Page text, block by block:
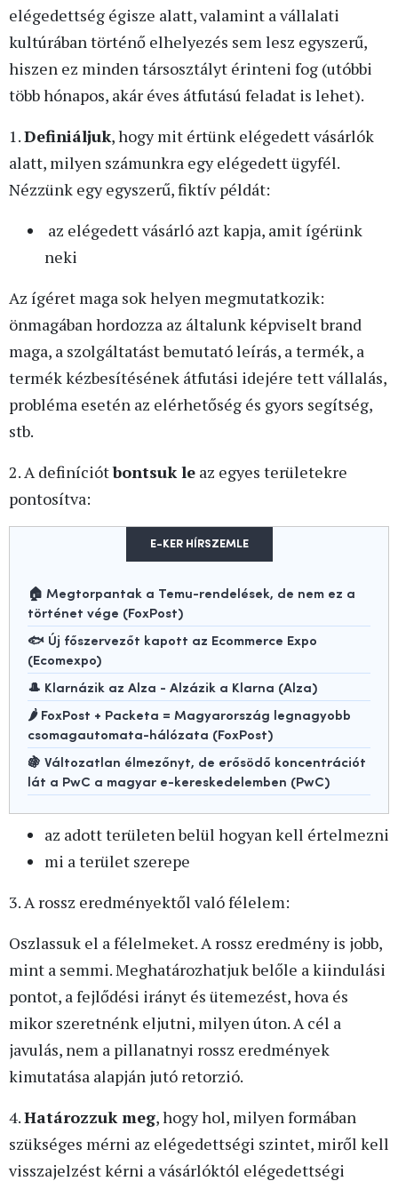
elégedettség égisze alatt, valamint a vállalati
kultúrában történő elhelyezés sem lesz egyszerű,
hiszen ez minden társosztályt érinteni fog (utóbbi
több hónapos, akár éves átfutású feladat is lehet).
1.Definiáljuk, hogy mit értünk elégedett vásárlók
alatt, milyen számunkra egy elégedett ügyfél.
Nézzünk egy egyszerű, fiktív példát:
az elégedett vásárló azt kapja, amit ígérünk
neki
Az ígéret maga sok helyen megmutatkozik:
önmagában hordozza az általunk képviselt brand
maga, a szolgáltatást bemutató leírás, a termék, a
termék kézbesítésének átfutási idejére tett vállalás,
probléma esetén az elérhetőség és gyors segítség,
stb.
2. A definíciótbontsuk le az egyes területekre
pontosítva:
E-KER HÍRSZEMLE
🏠 Megtorpantak a Temu-rendelések, de nem ez a
történet vége (FoxPost)
🐟 Új főszervezőt kapott az Ecommerce Expo
(Ecomexpo)
🎩 Klarnázik az Alza - Alzázik a Klarna (Alza)
🌶️ FoxPost + Packeta = Magyarország legnagyobb
csomagautomata-hálózata (FoxPost)
🍇 Változatlan élmezőnyt, de erősödő koncentrációt
lát a PwC a magyar e-kereskedelemben (PwC)
az adott területen belül hogyan kell értelmezni
mi a terület szerepe
3. A rossz eredményektől való félelem:
Oszlassuk el a félelmeket. A rossz eredmény is jobb,
mint a semmi. Meghatározhatjuk belőle a kiindulási
pontot, a fejlődési irányt és ütemezést, hova és
mikor szeretnénk eljutni, milyen úton. A cél a
javulás, nem a pillanatnyi rossz eredmények
kimutatása alapján jutó retorzió.
4.Határozzuk meg, hogy hol, milyen formában
szükséges mérni az elégedettségi szintet, miről kell
visszajelzést kérni a vásárlóktól elégedettségi